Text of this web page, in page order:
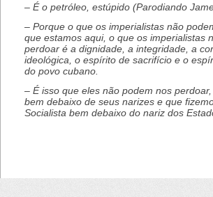
– É o petróleo, estúpido (Parodiando
– Porque o que os imperialistas não
que estamos aqui, o que os imperialistas
perdoar é a dignidade, a integridade, a
ideológica, o espírito de sacrifício e o
do povo cubano.
– É isso que eles não podem nos
bem debaixo de seus narizes e que
Socialista bem debaixo do nariz dos